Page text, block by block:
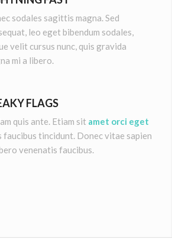
sodales sagittis magna. Sed
leo eget bibendum sodales,
velit cursus nunc, quis gravida
mi a libero.
FLAGS
quis ante. Etiam sit amet orci eget
faucibus tincidunt. Donec vitae sapien
venenatis faucibus.